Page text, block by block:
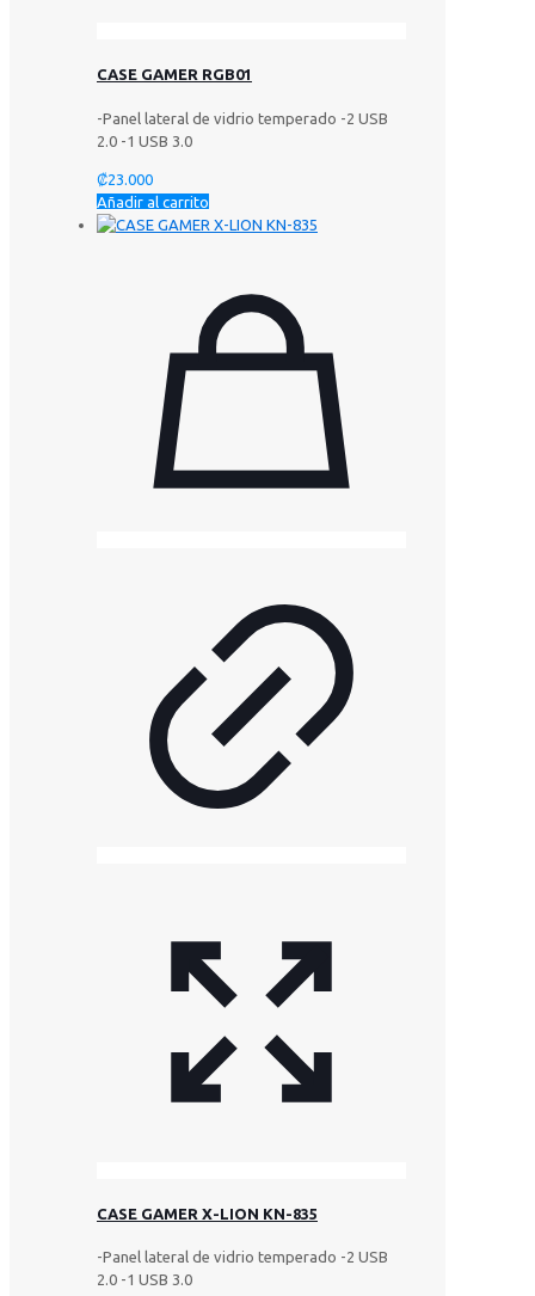
CASE GAMER RGB01
-Panel lateral de vidrio temperado -2 USB
2.0 -1 USB 3.0
₡23.000
Añadir al carrito
CASE GAMER X-LION KN-835
-Panel lateral de vidrio temperado -2 USB
2.0 -1 USB 3.0